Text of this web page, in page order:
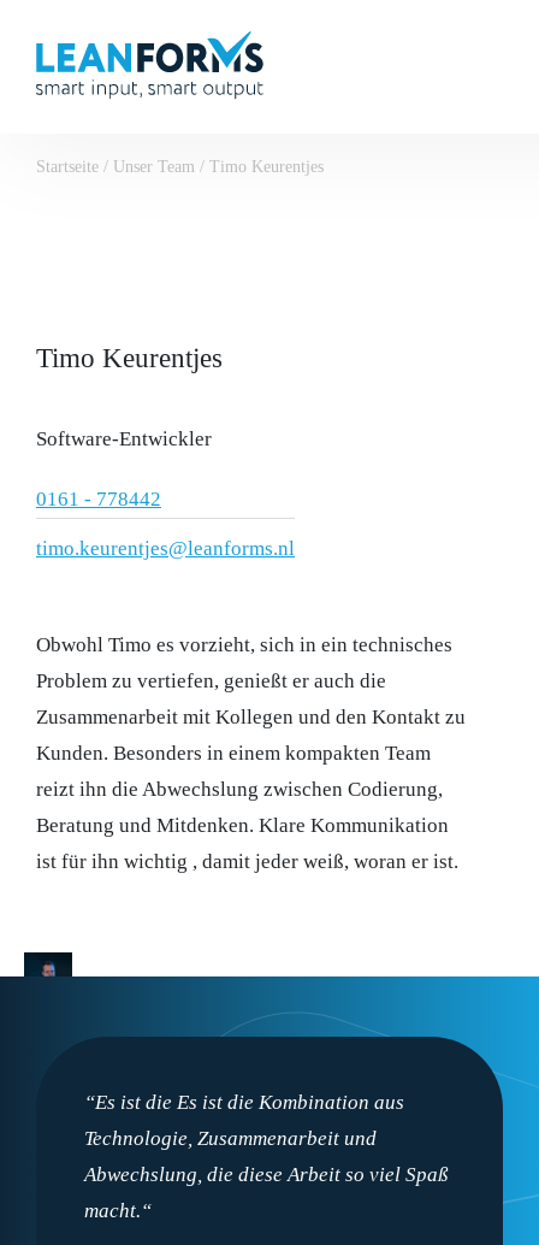
Startseite / Unser Team / Timo Keurentjes
Timo Keurentjes
Software-Entwickler
0161 - 778442
timo.keurentjes@leanforms.nl
Obwohl Timo es vorzieht, sich in ein technisches
Problem zu vertiefen, genießt er auch die
Zusammenarbeit mit Kollegen und den Kontakt zu
Kunden. Besonders in einem kompakten Team
reizt ihn die Abwechslung zwischen Codierung,
Beratung und Mitdenken. Klare Kommunikation
ist für ihn wichtig , damit jeder weiß, woran er ist.
“Es ist die Es ist die Kombination aus
Technologie, Zusammenarbeit und
Abwechslung, die diese Arbeit so viel Spaß
macht.“